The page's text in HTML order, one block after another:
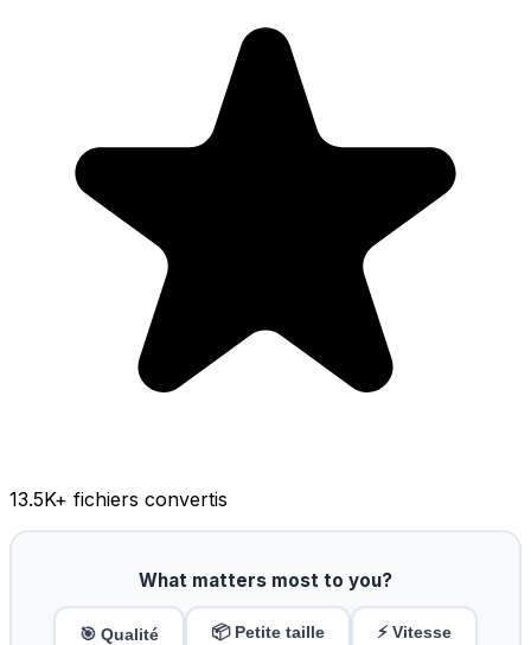
13.5K+ fichiers convertis
What matters most to you?
🎯 Qualité 📦 Petite taille ⚡ Vitesse